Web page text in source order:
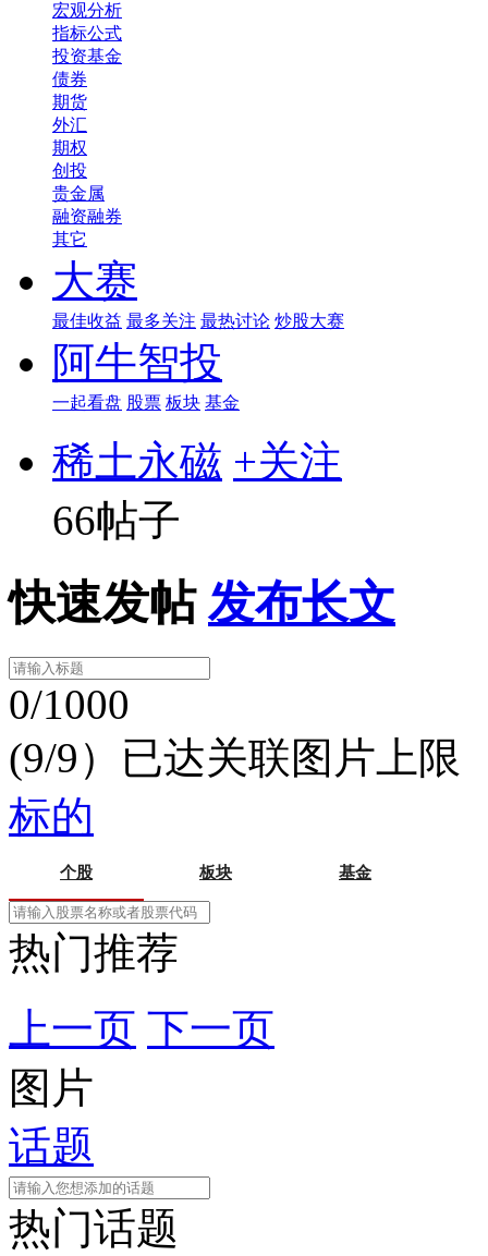
宏观分析
指标公式
投资基金
债券
期货
外汇
期权
创投
贵金属
融资融券
其它
大赛
最佳收益 最多关注 最热讨论 炒股大赛
阿牛智投
一起看盘 股票 板块 基金
稀土永磁 +关注
66帖子
快速发帖 发布长文
0/1000
(9/9）已达关联图片上限
标的
个股 板块 基金
热门推荐
上一页 下一页
图片
话题
热门话题